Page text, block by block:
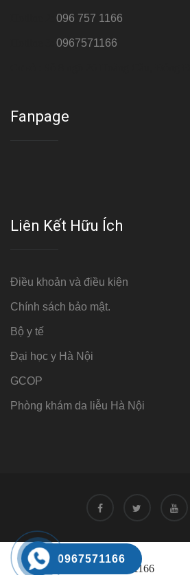
096 757 1166
0967571166
Fanpage
Liên Kết Hữu Ích
Điều khoản và điều kiện
Chính sách bảo mật.
Bộ y tế
Đại học y Hà Nội
GCOP
Phòng khám da liễu Hà Nội
0967571166
Tư vấn
Tư vấn trực tuyến 24/7
0968221166